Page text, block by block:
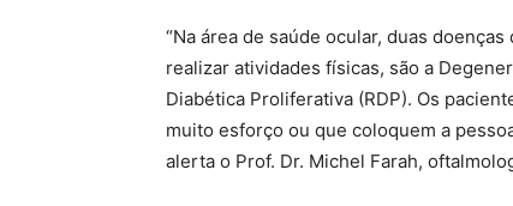
“Na área de saúde ocular, duas
realizar atividades físicas, são a
Diabética Proliferativa (RDP). Os
muito esforço ou que coloquem a
alerta o Prof. Dr. Michel Farah,